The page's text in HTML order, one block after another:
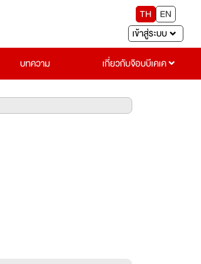
TH
EN
เข้าสู่ระบบ
บทความ เกี่ยวกับจ๊อบบีเคเค